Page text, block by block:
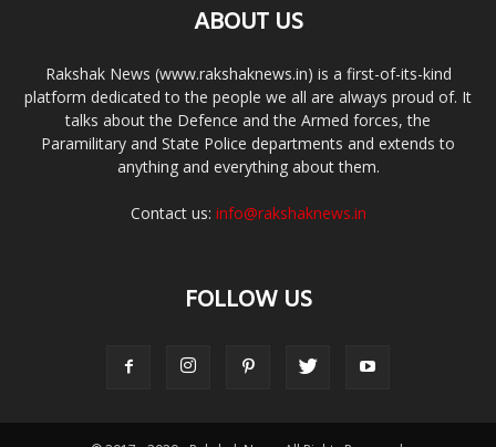
ABOUT US
Rakshak News (www.rakshaknews.in) is a first-of-its-kind
platform dedicated to the people we all are always proud of. It
talks about the Defence and the Armed forces, the
Paramilitary and State Police departments and extends to
anything and everything about them.
Contact us: info@rakshaknews.in
FOLLOW US